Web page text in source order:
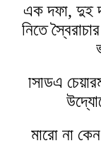
এক দফা, দুই
নিতে
সিডিএ
মারো না